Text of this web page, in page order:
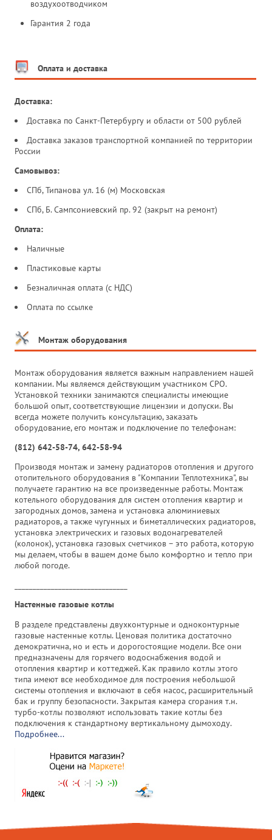
воздухоотводчиком
Гарантия 2 года
Оплата и доставка
Доставка:
Доставка по Санкт-Петербургу и области от 500 рублей
Доставка заказов транспортной компанией по территории
России
Самовывоз:
СПб, Типанова ул. 16 (м) Московская
СПб, Б. Сампсониевский пр. 92 (закрыт на ремонт)
Оплата:
Наличные
Пластиковые карты
Безналичная оплата (с НДС)
Оплата по ссылке
Монтаж оборудования
Монтаж оборудования является важным направлением нашей
компании. Мы являемся действующим участником СРО.
Установкой техники занимаются специалисты имеющие
большой опыт, соответствующие лицензии и допуски. Вы
всегда можете получить консультацию, заказать
оборудование, его монтаж и подключение по телефонам:
(812) 642-58-74, 642-58-94
Производя монтаж и замену радиаторов отопления и другого
отопительного оборудования в "Компании Теплотехника", вы
получаете гарантию на все произведенные работы. Монтаж
котельного оборудования для систем отопления квартир и
загородных домов, замена и установка алюминиевых
радиаторов, а также чугунных и биметаллических радиаторов,
установка электрических и газовых водонагревателей
(колонок), установка газовых счетчиков – это работа, которую
мы делаем, чтобы в вашем доме было комфортно и тепло при
любой погоде.
Настенные газовые котлы
В разделе представлены двухконтурные и одноконтурные
газовые настенные котлы. Ценовая политика достаточно
демократична, но и есть и дорогостоящие модели. Все они
предназначены для горячего водоснабжения водой и
отопления квартир и коттеджей. Как правило котлы этого
типа имеют все необходимое для построения небольшой
системы отопления и включают в себя насос, расширительный
бак и группу безопасности. Закрытая камера сгорания т.н.
турбо-котлы позволяют использовать такие котлы без
подключения к стандартному вертикальному дымоходу.
Подробнее...